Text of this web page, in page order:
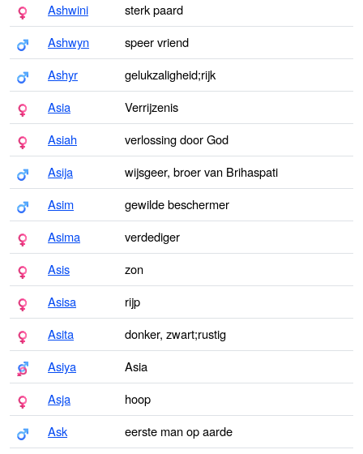
Ashwini
sterk paard
Ashwyn
speer vriend
Ashyr
gelukzaligheid;rijk
Asia
Verrijzenis
Asiah
verlossing door God
Asija
wijsgeer, broer van Brihaspati
Asim
gewilde beschermer
Asima
verdediger
Asis
zon
Asisa
rijp
Asita
donker, zwart;rustig
Asiya
Asia
Asja
hoop
Ask
eerste man op aarde